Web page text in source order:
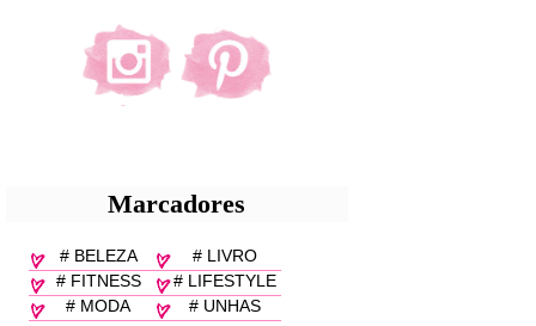
Marcadores
# BELEZA
# LIVRO
# FITNESS
# LIFESTYLE
# MODA
# UNHAS